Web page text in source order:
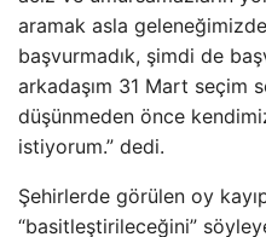
aramak asla
başvurmadık, şimdi de
arkadaşım 31 Mart seçim
düşünmeden önce
istiyorum.” dedi.
Şehirlerde görülen oy
“basitleştirileceğini”